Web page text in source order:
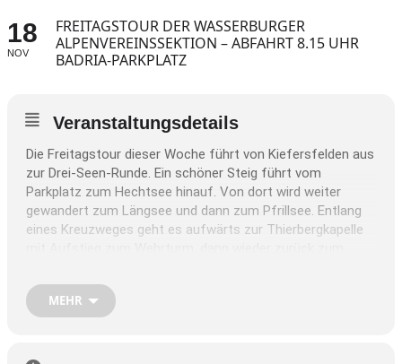
18
NOV
FREITAGSTOUR DER WASSERBURGER
ALPENVEREINSSEKTION – ABFAHRT 8.15 UHR
BADRIA-PARKPLATZ
Veranstaltungsdetails
Die Freitagstour dieser Woche führt von Kiefersfelden aus
zur Drei-Seen-Runde. Ein schöner Steig führt vom
Parkplatz zum Hechtsee hinauf. Von dort wird weiter
gewandert zum Längsee und dann zum Pfrillsee. Entlang
eines Kreuzweges geht es aufwärts zur Thierbergkapelle
Gesamtgehzeit beträgt 3 Stunden.
Weitere Infos bei der Organisatorin Petra Gottwald, Tel.
MEHR